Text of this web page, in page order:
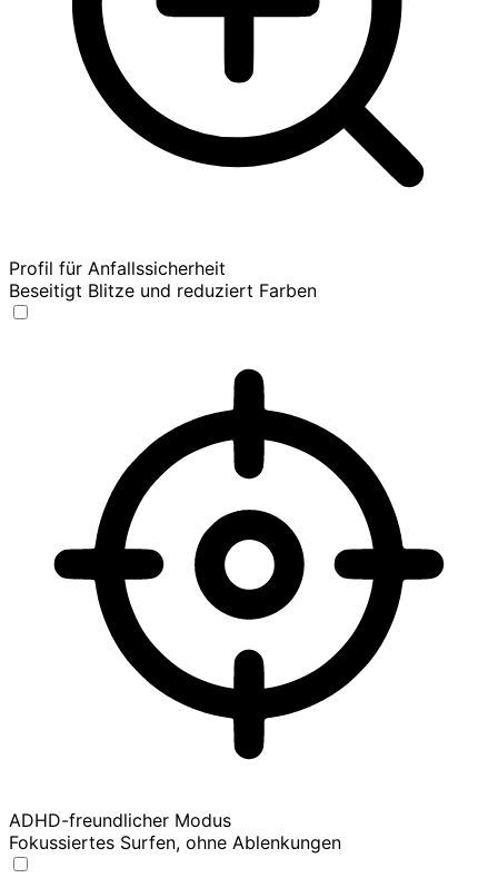
Profil für Anfallssicherheit
Beseitigt Blitze und reduziert Farben
ADHD-freundlicher Modus
Fokussiertes Surfen, ohne Ablenkungen